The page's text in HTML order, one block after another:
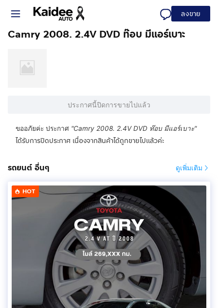
ลงขาย
Camry 2008. 2.4V DVD ท๊อบ มีแอร์เบาะ
ประกาศนี้ปิดการขายไปแล้ว
ขออภัยค่ะ ประกาศ "Camry 2008. 2.4V DVD ท๊อบ มีแอร์เบาะ"
ได้รับการปิดประกาศ เนื่องจากสินค้าได้ถูกขายไปแล้วค่ะ
รถยนต์ อื่นๆ ดูเพิ่มเติม
HOT